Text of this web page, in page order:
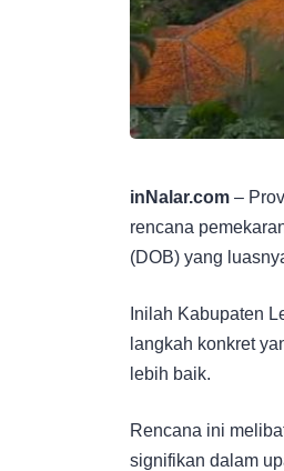
inNalar.com –
rencana
(DOB) yang
Inilah Kabupaten
langkah konkret
lebih baik.
Rencana ini
signifikan dalam